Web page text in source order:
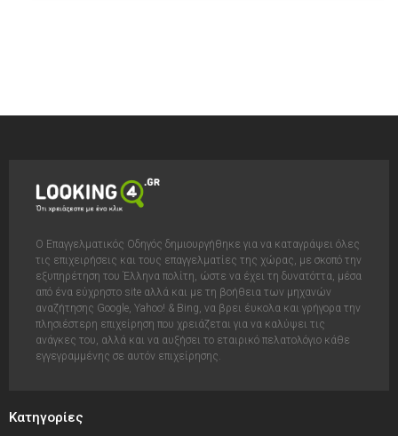
Ο Επαγγελματικός Οδηγός δημιουργήθηκε για να καταγράψει όλες
τις επιχειρήσεις και τους επαγγελματίες της χώρας, με σκοπό την
εξυπηρέτηση του Έλληνα πολίτη, ώστε να έχει τη δυνατόττα, μέσα
από ένα εύχρηστο site αλλά και με τη βοήθεια των μηχανών
αναζήτησης Google, Yahoo! & Bing, να βρει έυκολα και γρήγορα την
πλησιέστερη επιχείρηση που χρειάζεται για να καλύψει τις
ανάγκες του, αλλά και να αυξήσει το εταιρικό πελατολόγιο κάθε
εγγεγραμμένης σε αυτόν επιχείρησης.
Κατηγορίες